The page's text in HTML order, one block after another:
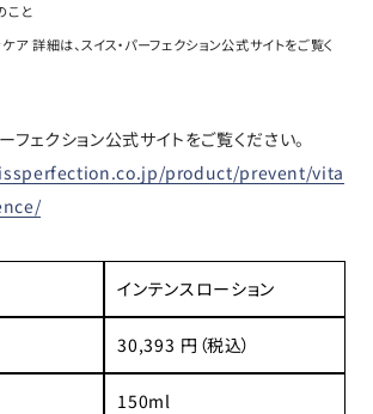
こと
詳細は、スイス・パーフェクション公式サイトをご覧く
フェクション公式サイトをご覧ください。
product/prevent/vita
インテンスローション
30,393 円（税込）
150ml